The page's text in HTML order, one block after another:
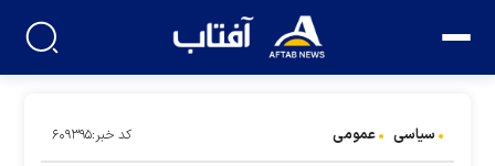
سیاسی عمومی کد خبر:۶۰۹۳۹۵